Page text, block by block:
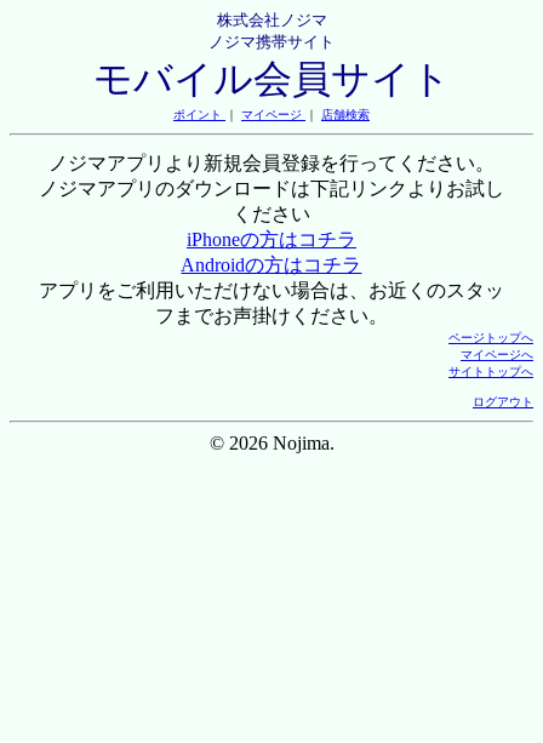
株式会社ノジマ
ノジマ携帯サイト
モバイル会員サイト
ポイント ｜ マイページ ｜ 店舗検索
ノジマアプリより新規会員登録を行ってください。
ノジマアプリのダウンロードは下記リンクよりお試し
ください
iPhoneの方はコチラ
Androidの方はコチラ
アプリをご利用いただけない場合は、お近くのスタッ
フまでお声掛けください。
ページトップへ
マイページへ
サイトトップへ
ログアウト
© 2026 Nojima.